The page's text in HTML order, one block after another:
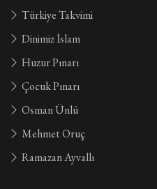
Türkiye Takvimi
Dinimiz İslam
Huzur Pınarı
Çocuk Pınarı
Osman Ünlü
Mehmet Oruç
Ramazan Ayvallı